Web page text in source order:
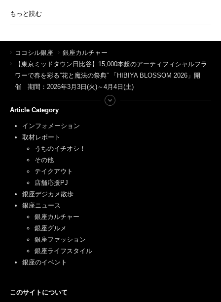
もっと読む
ココシル銀座
銀座カルチャー
【東京ミッドタウン日比谷】15,000本超のアーティフィシャルフラ
ワーで春を彩る”花と魔法の祭典” 「HIBIYA BLOSSOM 2026」開
催 期間：2026年3月3日(火)～4月4日(土)
Article Category
インフォメーション
取材レポート
うちのイチオシ！
その他
テイクアウト
店舗応援PJ
銀座デジカメ散歩
銀座ニュース
銀座カルチャー
銀座グルメ
銀座ファッション
銀座ライフスタイル
銀座のイベント
このサイトについて